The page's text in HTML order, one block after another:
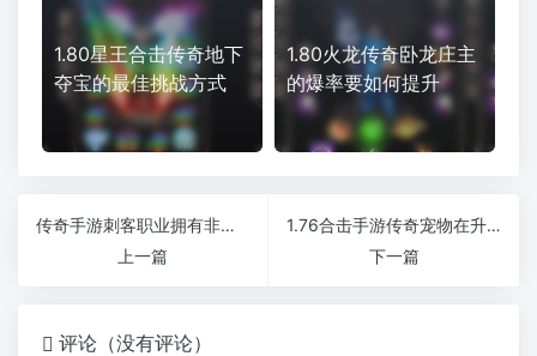
1.80星王合击传奇地下
夺宝的最佳挑战方式
1.80火龙传奇卧龙庄主
的爆率要如何提升
传奇手游刺客职业拥有非常灵活的机动性
上一篇
1.76合击手游传奇宠物在升级时候要注意什么
下一篇
评论（没有评论）